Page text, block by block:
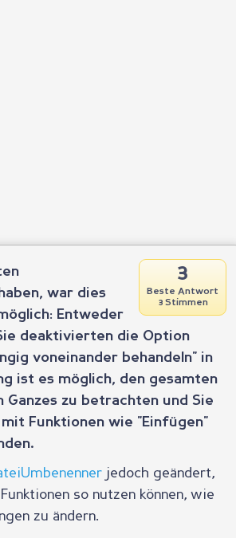
3
Beste Antwort
3 Stimmen
war dies
Entweder
deaktivierten die Option
voneinander behandeln" in
ist es möglich, den gesamten
Ganzes zu betrachten und Sie
Funktionen wie "Einfügen"
jedoch geändert,
so nutzen können, wie
zu ändern.